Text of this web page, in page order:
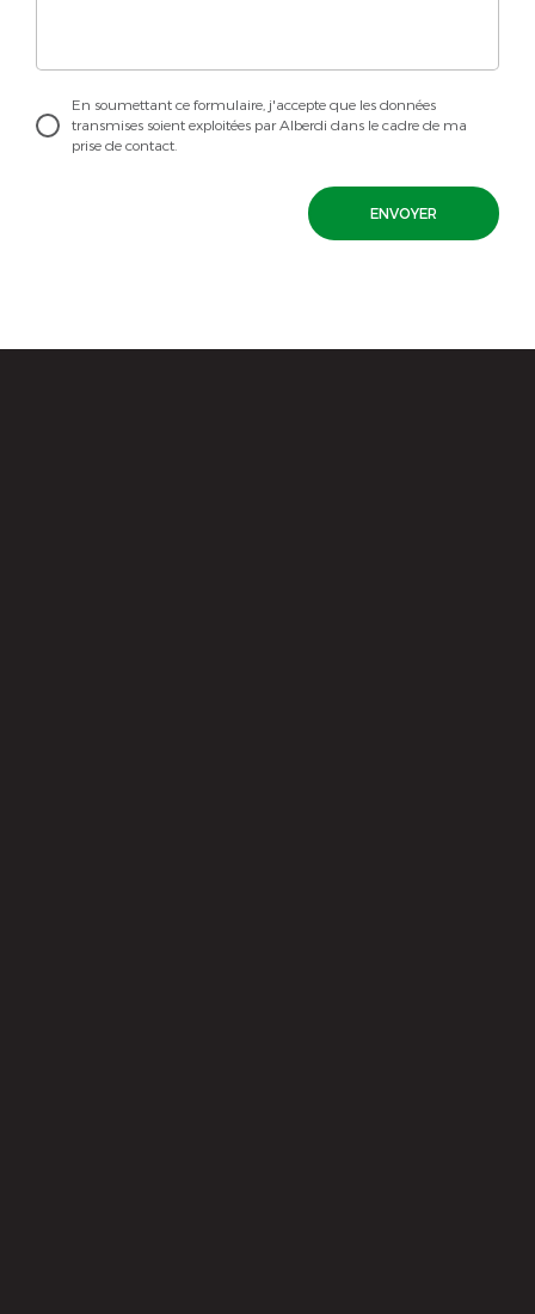
En soumettant ce formulaire, j'accepte que les données
transmises soient exploitées par Alberdi dans le cadre de ma
prise de contact.
ENVOYER